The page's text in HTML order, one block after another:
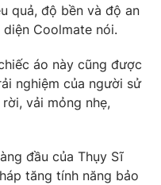
động sản
lòng Việt
quả, độ bền và độ an
Coolmate nói.
áo này cũng được
nghiệm của người sử
vải mỏng nhẹ,
đầu của Thụy Sĩ
tăng tính năng bảo